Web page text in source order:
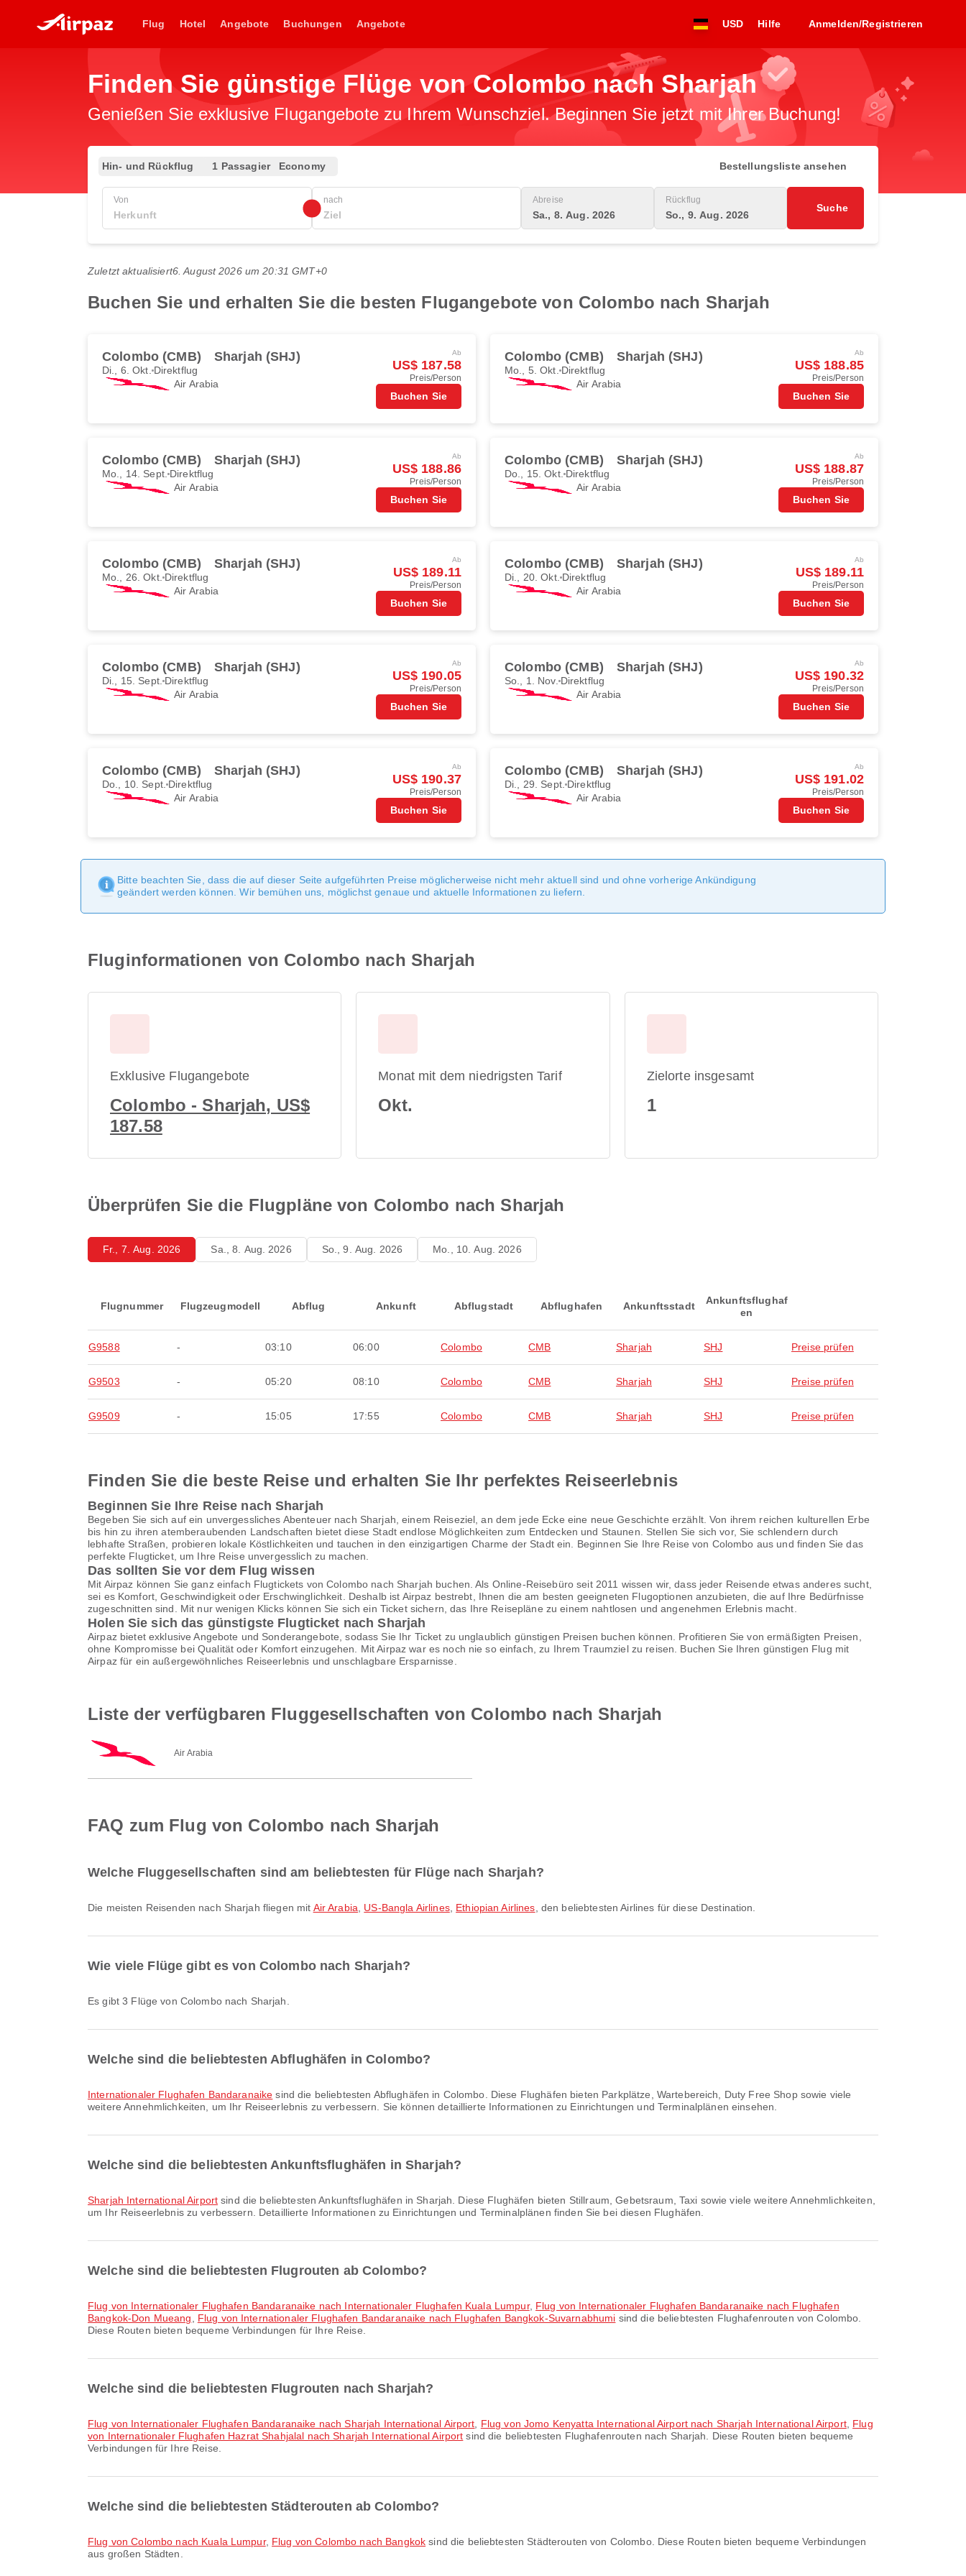
Flug Hotel Angebote Buchungen Angebote USD Hilfe Anmelden/Registrieren
Finden Sie günstige Flüge von Colombo nach Sharjah
Genießen Sie exklusive Flugangebote zu Ihrem Wunschziel. Beginnen Sie jetzt mit Ihrer Buchung!
Hin- und Rückflug 1 Passagier Economy Bestellungsliste ansehen
Von nach Abreise
Sa., 8. Aug. 2026
Rückflug
So., 9. Aug. 2026
Suche
Zuletzt aktualisiert6. August 2026 um 20:31 GMT+0
Buchen Sie und erhalten Sie die besten Flugangebote von Colombo nach Sharjah
Colombo (CMB) Sharjah (SHJ)
Di., 6. Okt. Direktflug
Air Arabia
Ab
US$ 187.58
Preis/Person
Buchen Sie
Colombo (CMB) Sharjah (SHJ)
Mo., 5. Okt. Direktflug
Air Arabia
Ab
US$ 188.85
Preis/Person
Buchen Sie
Colombo (CMB) Sharjah (SHJ)
Mo., 14. Sept. Direktflug
Air Arabia
Ab
US$ 188.86
Preis/Person
Buchen Sie
Colombo (CMB) Sharjah (SHJ)
Do., 15. Okt. Direktflug
Air Arabia
Ab
US$ 188.87
Preis/Person
Buchen Sie
Colombo (CMB) Sharjah (SHJ)
Mo., 26. Okt. Direktflug
Air Arabia
Ab
US$ 189.11
Preis/Person
Buchen Sie
Colombo (CMB) Sharjah (SHJ)
Di., 20. Okt. Direktflug
Air Arabia
Ab
US$ 189.11
Preis/Person
Buchen Sie
Colombo (CMB) Sharjah (SHJ)
Di., 15. Sept. Direktflug
Air Arabia
Ab
US$ 190.05
Preis/Person
Buchen Sie
Colombo (CMB) Sharjah (SHJ)
So., 1. Nov. Direktflug
Air Arabia
Ab
US$ 190.32
Preis/Person
Buchen Sie
Colombo (CMB) Sharjah (SHJ)
Do., 10. Sept. Direktflug
Air Arabia
Ab
US$ 190.37
Preis/Person
Buchen Sie
Colombo (CMB) Sharjah (SHJ)
Di., 29. Sept. Direktflug
Air Arabia
Ab
US$ 191.02
Preis/Person
Buchen Sie
Bitte beachten Sie, dass die auf dieser Seite aufgeführten Preise möglicherweise nicht mehr aktuell sind und ohne vorherige Ankündigung
geändert werden können. Wir bemühen uns, möglichst genaue und aktuelle Informationen zu liefern.
Fluginformationen von Colombo nach Sharjah
Exklusive Flugangebote
Colombo - Sharjah, US$
187.58
Monat mit dem niedrigsten Tarif
Okt.
Zielorte insgesamt
1
Überprüfen Sie die Flugpläne von Colombo nach Sharjah
Fr., 7. Aug. 2026 Sa., 8. Aug. 2026 So., 9. Aug. 2026 Mo., 10. Aug. 2026
Flugnummer Flugzeugmodell Abflug Ankunft Abflugstadt Abflughafen Ankunftsstadt
Ankunftsflughaf
en
G9588 - 03:10 06:00 Colombo CMB Sharjah SHJ Preise prüfen
G9503 - 05:20 08:10 Colombo CMB Sharjah SHJ Preise prüfen
G9509 - 15:05 17:55 Colombo CMB Sharjah SHJ Preise prüfen
Finden Sie die beste Reise und erhalten Sie Ihr perfektes Reiseerlebnis
Beginnen Sie Ihre Reise nach Sharjah
Begeben Sie sich auf ein unvergessliches Abenteuer nach Sharjah, einem Reiseziel, an dem jede Ecke eine neue Geschichte erzählt. Von ihrem reichen kulturellen Erbe
bis hin zu ihren atemberaubenden Landschaften bietet diese Stadt endlose Möglichkeiten zum Entdecken und Staunen. Stellen Sie sich vor, Sie schlendern durch
lebhafte Straßen, probieren lokale Köstlichkeiten und tauchen in den einzigartigen Charme der Stadt ein. Beginnen Sie Ihre Reise von Colombo aus und finden Sie das
perfekte Flugticket, um Ihre Reise unvergesslich zu machen.
Das sollten Sie vor dem Flug wissen
Mit Airpaz können Sie ganz einfach Flugtickets von Colombo nach Sharjah buchen. Als Online-Reisebüro seit 2011 wissen wir, dass jeder Reisende etwas anderes sucht,
sei es Komfort, Geschwindigkeit oder Erschwinglichkeit. Deshalb ist Airpaz bestrebt, Ihnen die am besten geeigneten Flugoptionen anzubieten, die auf Ihre Bedürfnisse
zugeschnitten sind. Mit nur wenigen Klicks können Sie sich ein Ticket sichern, das Ihre Reisepläne zu einem nahtlosen und angenehmen Erlebnis macht.
Holen Sie sich das günstigste Flugticket nach Sharjah
Airpaz bietet exklusive Angebote und Sonderangebote, sodass Sie Ihr Ticket zu unglaublich günstigen Preisen buchen können. Profitieren Sie von ermäßigten Preisen,
ohne Kompromisse bei Qualität oder Komfort einzugehen. Mit Airpaz war es noch nie so einfach, zu Ihrem Traumziel zu reisen. Buchen Sie Ihren günstigen Flug mit
Airpaz für ein außergewöhnliches Reiseerlebnis und unschlagbare Ersparnisse.
Liste der verfügbaren Fluggesellschaften von Colombo nach Sharjah
Air Arabia
FAQ zum Flug von Colombo nach Sharjah
Welche Fluggesellschaften sind am beliebtesten für Flüge nach Sharjah?
Die meisten Reisenden nach Sharjah fliegen mit Air Arabia US-Bangla Airlines, Ethiopian Airlines , den beliebtesten Airlines für diese Destination.
Wie viele Flüge gibt es von Colombo nach Sharjah?
Es gibt 3 Flüge von Colombo nach Sharjah.
Welche sind die beliebtesten Abflughäfen in Colombo?
Internationaler Flughafen Bandaranaike sind die beliebtesten Abflughäfen in Colombo. Diese Flughäfen bieten Parkplätze, Wartebereich, Duty Free Shop sowie viele
weitere Annehmlichkeiten, um Ihr Reiseerlebnis zu verbessern. Sie können detaillierte Informationen zu Einrichtungen und Terminalplänen einsehen.
Welche sind die beliebtesten Ankunftsflughäfen in Sharjah?
Sharjah International Airport sind die beliebtesten Ankunftsflughäfen in Sharjah. Diese Flughäfen bieten Stillraum, Gebetsraum, Taxi sowie viele weitere Annehmlichkeiten,
um Ihr Reiseerlebnis zu verbessern. Detaillierte Informationen zu Einrichtungen und Terminalplänen finden Sie bei diesen Flughäfen.
Welche sind die beliebtesten Flugrouten ab Colombo?
Flug von Internationaler Flughafen Bandaranaike nach Internationaler Flughafen Kuala Lumpur, Flug von Internationaler Flughafen Bandaranaike nach Flughafen
Bangkok-Don Mueang
Flug von Internationaler Flughafen Bandaranaike nach Flughafen Bangkok-Suvarnabhumi sind die beliebtesten Flughafenrouten von Colombo.
Diese Routen bieten bequeme Verbindungen für Ihre Reise.
Welche sind die beliebtesten Flugrouten nach Sharjah?
Flug von Internationaler Flughafen Bandaranaike nach Sharjah International Airport Flug von Jomo Kenyatta International Airport nach Sharjah International Airport, Flug
von Internationaler Flughafen Hazrat Shahjalal nach Sharjah International Airport sind die beliebtesten Flughafenrouten nach Sharjah. Diese Routen bieten bequeme
Verbindungen für Ihre Reise.
Welche sind die beliebtesten Städterouten ab Colombo?
Flug von Colombo nach Kuala Lumpur, Flug von Colombo nach Bangkok sind die beliebtesten Städterouten von Colombo. Diese Routen bieten bequeme Verbindungen
aus großen Städten.